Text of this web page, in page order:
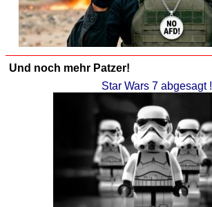
Und noch mehr Patzer!
Star Wars 7 abgesagt !